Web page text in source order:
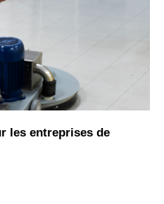
les entreprises de